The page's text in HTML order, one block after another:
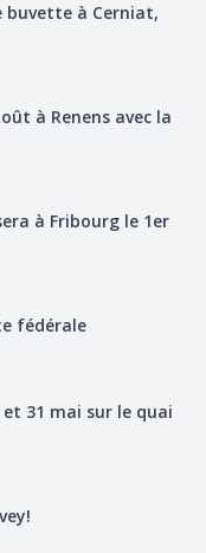
buvette à Cerniat,
à Renens avec la
à Fribourg le 1er
fédérale
et 31 mai sur le quai